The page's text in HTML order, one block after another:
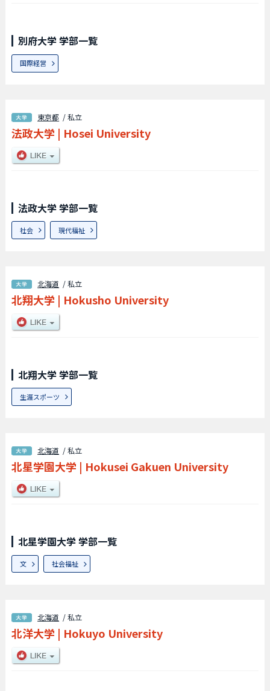
別府大学 学部一覧
国際経営
東京都 / 私立
法政大学 | Hosei University
法政大学 学部一覧
社会 現代福祉
北海道 / 私立
北翔大学 | Hokusho University
北翔大学 学部一覧
生涯スポーツ
北海道 / 私立
北星学園大学 | Hokusei Gakuen University
北星学園大学 学部一覧
文 社会福祉
北海道 / 私立
北洋大学 | Hokuyo University